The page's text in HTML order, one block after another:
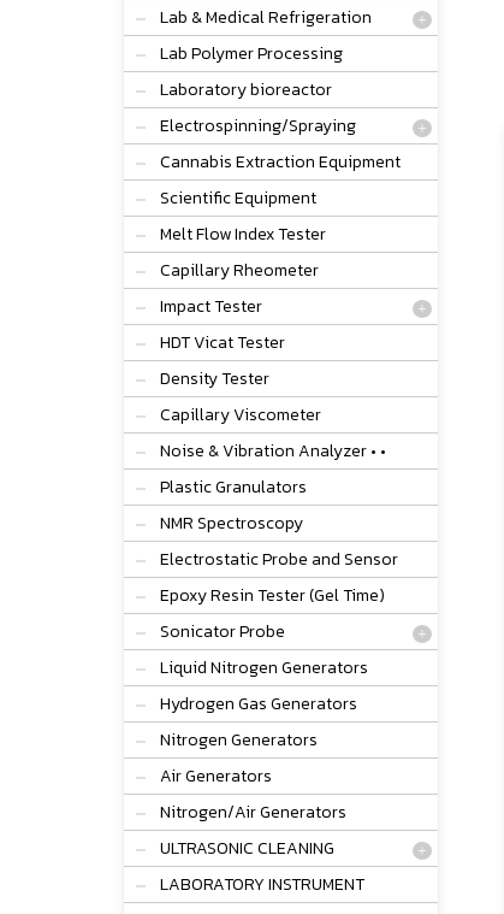
Lab & Medical Refrigeration
Lab Polymer Processing
Laboratory bioreactor
Electrospinning/Spraying
Cannabis Extraction Equipment
Scientific Equipment
Melt Flow Index Tester
Capillary Rheometer
Impact Tester
HDT Vicat Tester
Density Tester
Capillary Viscometer
Noise & Vibration Analyzer • •
Plastic Granulators
NMR Spectroscopy
Electrostatic Probe and Sensor
Epoxy Resin Tester (Gel Time)
Sonicator Probe
Liquid Nitrogen Generators
Hydrogen Gas Generators
Nitrogen Generators
Air Generators
Nitrogen/Air Generators
ULTRASONIC CLEANING
LABORATORY INSTRUMENT